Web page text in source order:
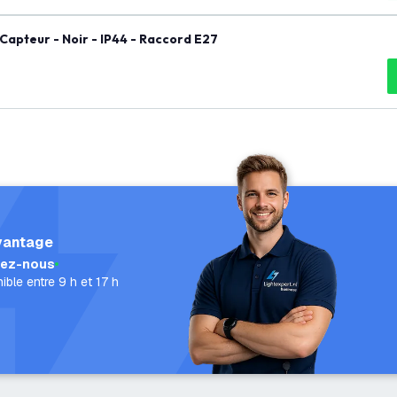
- Noir - IP44 - Raccord E27
nous
entre 9 h et 17 h